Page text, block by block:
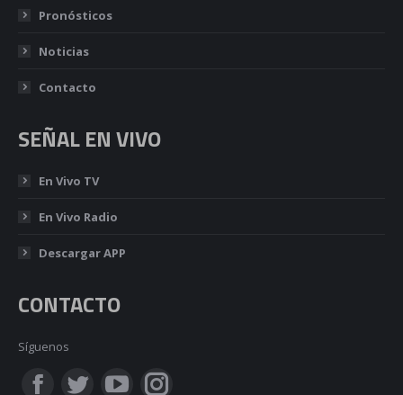
Pronósticos
Noticias
Contacto
SEÑAL EN VIVO
En Vivo TV
En Vivo Radio
Descargar APP
CONTACTO
Síguenos
Encuéntranos en: